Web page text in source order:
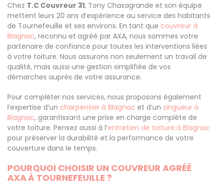
Chez T.C Couvreur 31, Tony Chasagrande et son équipe
mettent leurs 20 ans d’expérience au service des habitants
de Tournefeuille et ses environs. En tant que couvreur à
Blagnac, reconnu et agréé par AXA, nous sommes votre
partenaire de confiance pour toutes les interventions liées
à votre toiture. Nous assurons non seulement un travail de
qualité, mais aussi une gestion simplifiée de vos
démarches auprès de votre assurance.
Pour compléter nos services, nous proposons également
l’expertise d’un charpentier à Blagnac et d’un zingueur à
Blagnac, garantissant une prise en charge complète de
votre toiture. Pensez aussi à l’entretien de toiture à Blagnac
pour préserver la durabilité et la performance de votre
couverture dans le temps.
POURQUOI CHOISIR UN COUVREUR AGRÉÉ
AXA À TOURNEFEUILLE ?